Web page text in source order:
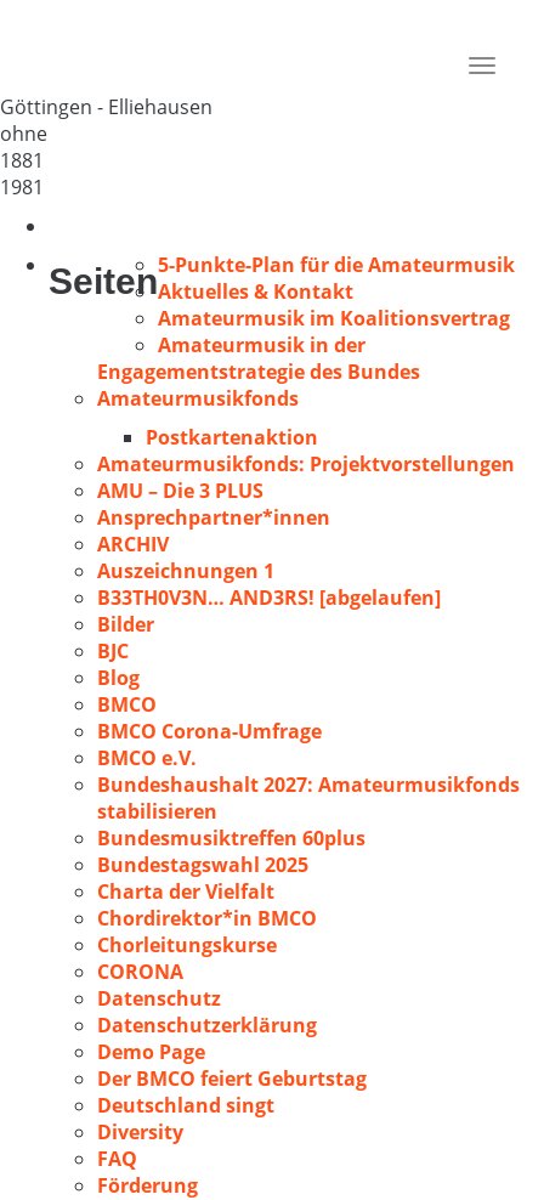
Toggle
Göttingen - Elliehausen
ohne
1881
1981
Seiten5-Punkte-Plan für die Amateurmusik
Aktuelles & Kontakt
Amateurmusik im Koalitionsvertrag
Amateurmusik in der
Engagementstrategie des Bundes
Amateurmusikfonds
Postkartenaktion
Amateurmusikfonds: Projektvorstellungen
AMU – Die 3 PLUS
Ansprechpartner*innen
ARCHIV
Auszeichnungen 1
B33TH0V3N… AND3RS! [abgelaufen]
Bilder
BJC
Blog
BMCO
BMCO Corona-Umfrage
BMCO e.V.
Bundeshaushalt 2027: Amateurmusikfonds
stabilisieren
Bundesmusiktreffen 60plus
Bundestagswahl 2025
Charta der Vielfalt
Chordirektor*in BMCO
Chorleitungskurse
CORONA
Datenschutz
Datenschutzerklärung
Demo Page
Der BMCO feiert Geburtstag
Deutschland singt
Diversity
FAQ
Förderung